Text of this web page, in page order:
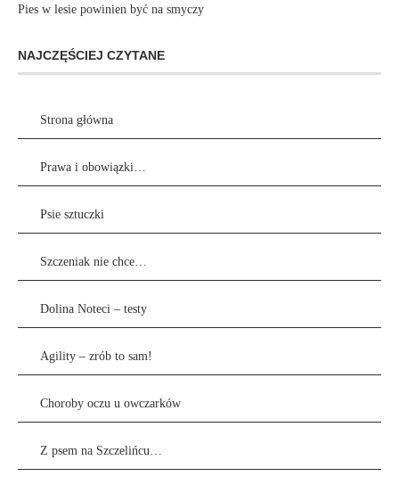
Pies w lesie powinien być na smyczy
NAJCZĘŚCIEJ CZYTANE
Strona główna
Prawa i obowiązki…
Psie sztuczki
Szczeniak nie chce…
Dolina Noteci – testy
Agility – zrób to sam!
Choroby oczu u owczarków
Z psem na Szczelińcu…